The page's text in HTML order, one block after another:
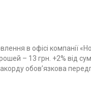
в офісі компанії
– 13 грн. +2% від
обов’язкова